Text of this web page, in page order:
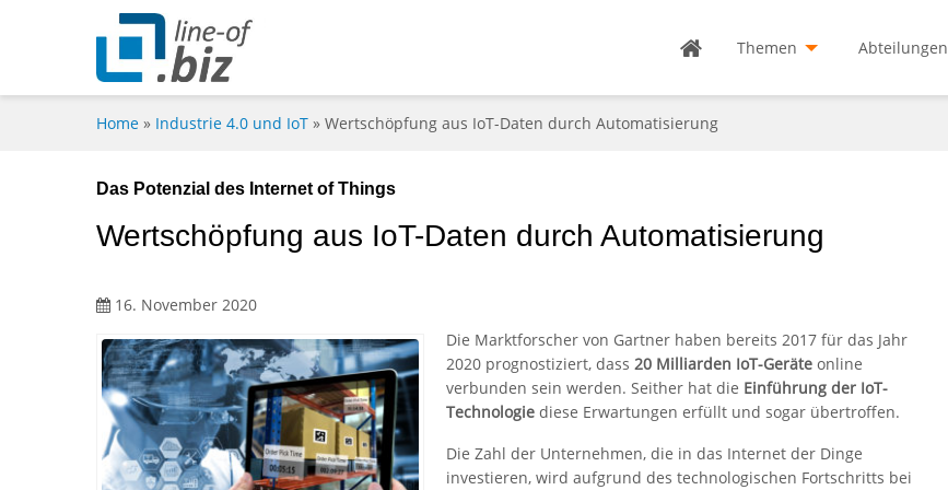
Themen Abteilungen
Home » Industrie 4.0 und IoT » Wertschöpfung aus IoT-Daten durch Automatisierung
Das Potenzial des Internet of Things
Wertschöpfung aus IoT-Daten durch Automatisierung
16. November 2020
Die Marktforscher von Gartner haben bereits 2017 für das Jahr
2020 prognostiziert, dass 20 Milliarden IoT-Geräte online
verbunden sein werden. Seither hat die Einführung der IoT-
Technologie diese Erwartungen erfüllt und sogar übertroffen.
Die Zahl der Unternehmen, die in das Internet der Dinge
investieren, wird aufgrund des technologischen Fortschritts bei